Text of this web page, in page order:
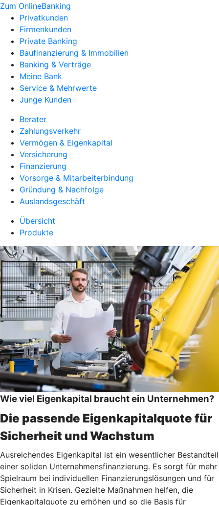
Zum OnlineBanking
Privatkunden
Firmenkunden
Private Banking
Baufinanzierung & Immobilien
Banking & Verträge
Meine Bank
Service & Mehrwerte
Junge Kunden
Berater
Zahlungsverkehr
Vermögen & Eigenkapital
Versicherung
Finanzierung
Vorsorge & Mitarbeiterbindung
Gründung & Nachfolge
Auslandsgeschäft
Übersicht
Produkte
Wie viel Eigenkapital braucht ein Unternehmen?
Die passende Eigenkapitalquote für
Sicherheit und Wachstum
Ausreichendes Eigenkapital ist ein wesentlicher Bestandteil
einer soliden Unternehmensfinanzierung. Es sorgt für mehr
Spielraum bei individuellen Finanzierungslösungen und für
Sicherheit in Krisen. Gezielte Maßnahmen helfen, die
Eigenkapitalquote zu erhöhen und so die Basis für